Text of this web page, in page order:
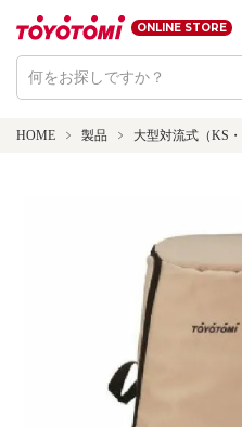
ONLINE STORE
HOME 製品 大型対流式（KS